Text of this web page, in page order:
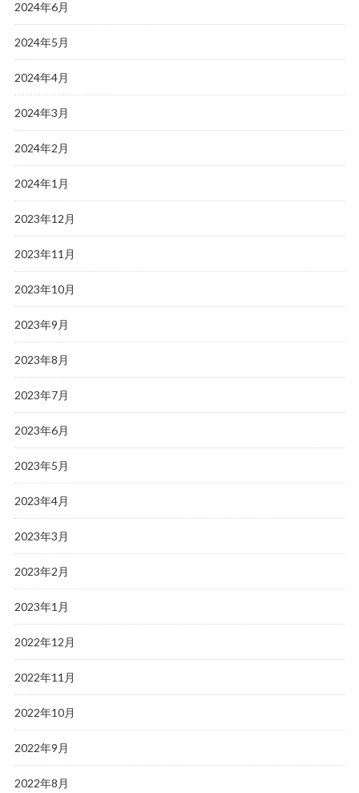
2024年6月
2024年5月
2024年4月
2024年3月
2024年2月
2024年1月
2023年12月
2023年11月
2023年10月
2023年9月
2023年8月
2023年7月
2023年6月
2023年5月
2023年4月
2023年3月
2023年2月
2023年1月
2022年12月
2022年11月
2022年10月
2022年9月
2022年8月